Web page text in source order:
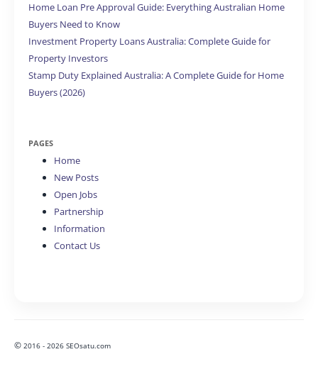
Home Loan Pre Approval Guide: Everything Australian Home
Buyers Need to Know
Investment Property Loans Australia: Complete Guide for
Property Investors
Stamp Duty Explained Australia: A Complete Guide for Home
Buyers (2026)
PAGES
Home
New Posts
Open Jobs
Partnership
Information
Contact Us
© 2016 - 2026 SEOsatu.com